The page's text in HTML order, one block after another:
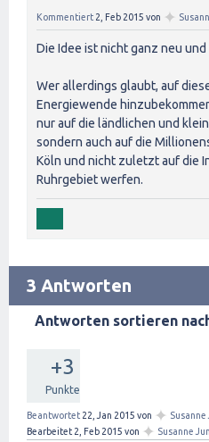
Kommentiert 2, Feb 2015 von ✦
Die Idee ist nicht ganz neu
Wer allerdings glaubt, auf
Energiewende
nur auf die ländlichen und
sondern auch auf die
Köln und nicht zuletzt auf die
Ruhrgebiet werfen.
3 Antworten
Antworten sortieren
+3
Punkte
Beantwortet 22, Jan 2015 von ✦ Susanne
Bearbeitet 2, Feb 2015 von ✦ Susanne